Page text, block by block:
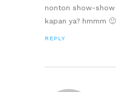
nonton show-show
kapan ya? hmmm 🙂
REPLY